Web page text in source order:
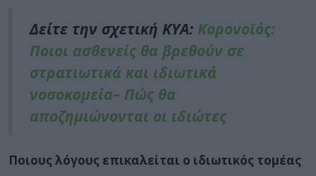
Δείτε την σχετική ΚΥΑ: Κορονοϊός:
Ποιοι ασθενείς θα βρεθούν σε
στρατιωτικά και ιδιωτικά
νοσοκομεία– Πώς θα
αποζημιώνονται οι ιδιώτες
Ποιους λόγους επικαλείται ο ιδιωτικός τομέας